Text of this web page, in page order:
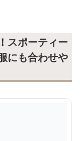
スポーティー
にも合わせや